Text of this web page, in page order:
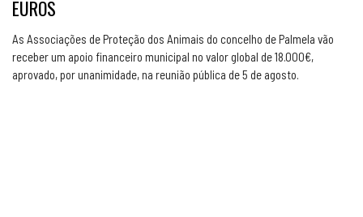
EUROS
As Associações de Proteção dos Animais do concelho de Palmela vão
receber um apoio financeiro municipal no valor global de 18.000€,
aprovado, por unanimidade, na reunião pública de 5 de agosto.